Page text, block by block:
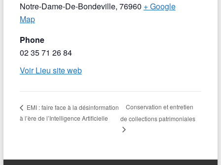
Notre-Dame-De-Bondeville, 76960 + Google
Map
Phone
02 35 71 26 84
Voir Lieu site web
EMI : faire face à la désinformation
à l’ère de l’Intelligence Artificielle
Conservation et entretien
de collections patrimoniales